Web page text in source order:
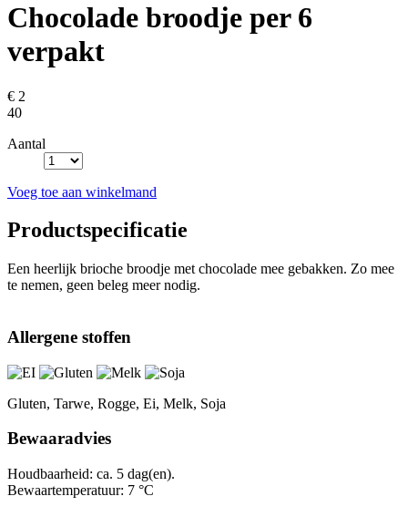
Chocolade broodje per 6
verpakt
€ 2
40
Aantal
Voeg toe aan winkelmand
Productspecificatie
Een heerlijk brioche broodje met chocolade mee gebakken. Zo mee
te nemen, geen beleg meer nodig.
Allergene stoffen
Gluten, Tarwe, Rogge, Ei, Melk, Soja
Bewaaradvies
Houdbaarheid: ca. 5 dag(en).
Bewaartemperatuur: 7 °C